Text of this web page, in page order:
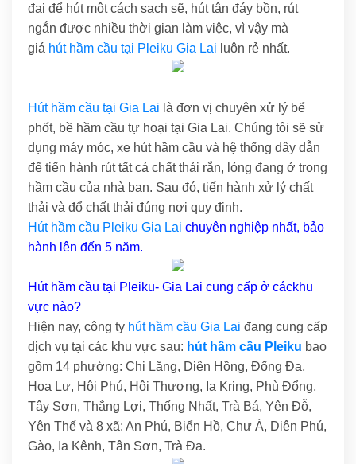
đại để hút một cách sạch sẽ, hút tận đáy bồn, rút
ngắn được nhiều thời gian làm việc, vì vậy mà
giá hút hầm cầu tại Pleiku Gia Lai luôn rẻ nhất.
Hút hầm cầu tại Gia Lai là đơn vị chuyên xử lý bể
phốt, bề hầm cầu tự hoại tại Gia Lai. Chúng tôi sẽ sử
dụng máy móc, xe hút hầm cầu và hệ thống dây dẫn
để tiến hành rút tất cả chất thải rắn, lỏng đang ở trong
hầm cầu của nhà bạn. Sau đó, tiến hành xử lý chất
thải và đổ chất thải đúng nơi quy định.
Hút hầm cầu Pleiku Gia Lai chuyên nghiệp nhất, bảo
hành lên đến 5 năm.
Hút hầm cầu tại Pleiku- Gia Lai cung cấp ở cáckhu
vực nào?
Hiện nay, công ty hút hầm cầu Gia Lai đang cung cấp
dịch vụ tại các khu vực sau: hút hầm cầu Pleiku bao
gồm 14 phường: Chi Lăng, Diên Hồng, Đống Đa,
Hoa Lư, Hội Phú, Hội Thương, Ia Kring, Phù Đổng,
Tây Sơn, Thắng Lợi, Thống Nhất, Trà Bá, Yên Đỗ,
Yên Thế và 8 xã: An Phú, Biển Hồ, Chư Á, Diên Phú,
Gào, Ia Kênh, Tân Sơn, Trà Đa.